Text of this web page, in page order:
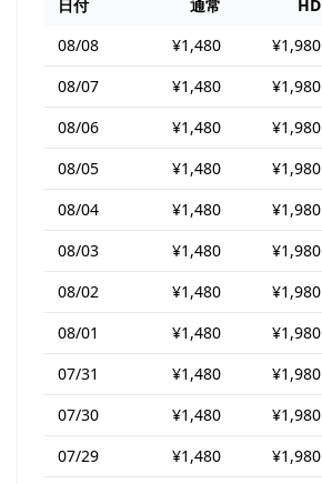
日付 通常 HD
08/08
¥1,480 ¥1,980
08/07
¥1,480 ¥1,980
08/06
¥1,480 ¥1,980
08/05
¥1,480 ¥1,980
08/04
¥1,480 ¥1,980
08/03
¥1,480 ¥1,980
08/02
¥1,480 ¥1,980
08/01
¥1,480 ¥1,980
07/31
¥1,480 ¥1,980
07/30
¥1,480 ¥1,980
07/29
¥1,480 ¥1,980